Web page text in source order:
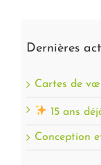
Dernières
Cartes de
15 ans
Conception